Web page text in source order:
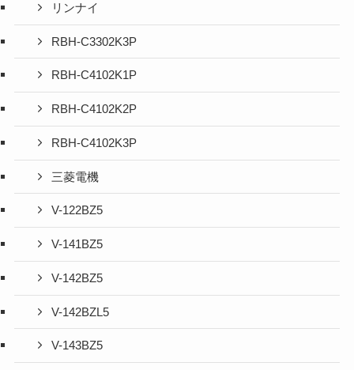
リンナイ
RBH-C3302K3P
RBH-C4102K1P
RBH-C4102K2P
RBH-C4102K3P
三菱電機
V-122BZ5
V-141BZ5
V-142BZ5
V-142BZL5
V-143BZ5